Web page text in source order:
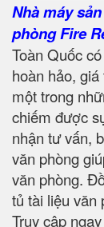
Nhà máy
phòng Fire
Toàn Quốc
hoàn hảo,
một trong
chiếm được
nhận tư vấn,
văn phòng
văn phòng.
tủ tài liệu văn
Truy cập